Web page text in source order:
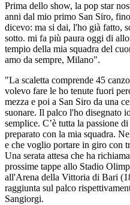
Prima dello show, la pop star
anni dal mio primo San Siro,
dicevo: ma si dai, l'ho già fatto,
sotto. mi fa più paura oggi di
tempio della mia squadra del
amo da sempre, Milano".
"La scaletta comprende 45
volevo fare le ho tenute fuori
mezza e poi a San Siro da una
suonare. Il palco l'ho disegnato
semplice. C’è tutta la passione
preparato con la mia squadra.
e che voglio portare in giro con
Una serata attesa che ha
prossime tappe allo Stadio
all'Arena della Vittoria di Bari
raggiunta sul palco
Sangiorgi.